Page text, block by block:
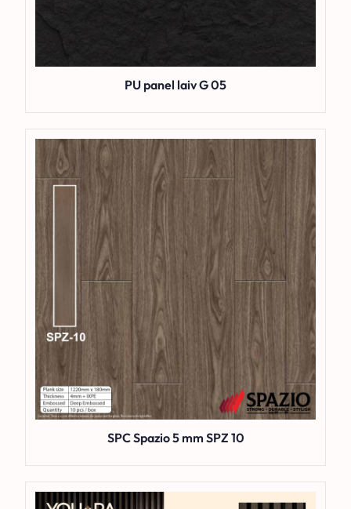
PU panel laiv G 05
SPC Spazio 5 mm SPZ 10